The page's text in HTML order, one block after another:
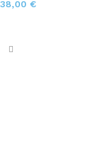
38,00 €